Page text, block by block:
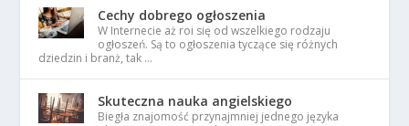
Cechy dobrego ogłoszenia
W Internecie aż roi się od wszelkiego rodzaju
ogłoszeń. Są to ogłoszenia tyczące się różnych
dziedzin i branż, tak …
Skuteczna nauka angielskiego
Biegła znajomość przynajmniej jednego języka